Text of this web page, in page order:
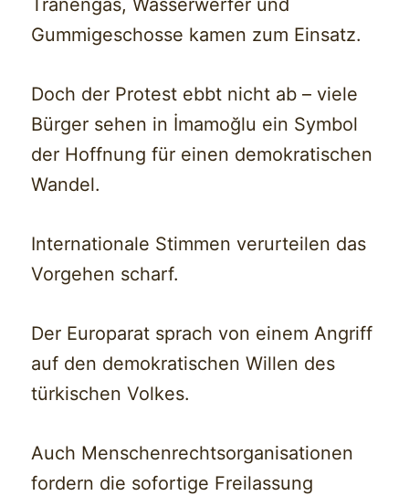
Tränengas, Wasserwerfer und
Gummigeschosse kamen zum Einsatz.
Doch der Protest ebbt nicht ab – viele
Bürger sehen in İmamoğlu ein Symbol
der Hoffnung für einen demokratischen
Wandel.
Internationale Stimmen verurteilen das
Vorgehen scharf.
Der Europarat sprach von einem Angriff
auf den demokratischen Willen des
türkischen Volkes.
Auch Menschenrechtsorganisationen
fordern die sofortige Freilassung